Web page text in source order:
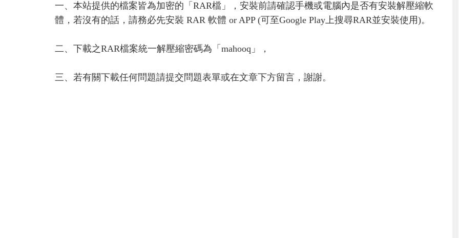
一、本站提供的檔案皆為加密的「RAR檔」，安裝前請確認手機或電腦內是否有安裝解壓縮軟
體，若沒有的話，請務必先安裝 RAR 軟體 or APP (可至Google Play上搜尋RAR並安裝使用)。
二、下載之RAR檔案統一解壓縮密碼為「mahooq」，
三、若有關下載任何問題請提交問題表單或在文章下方留言，謝謝。